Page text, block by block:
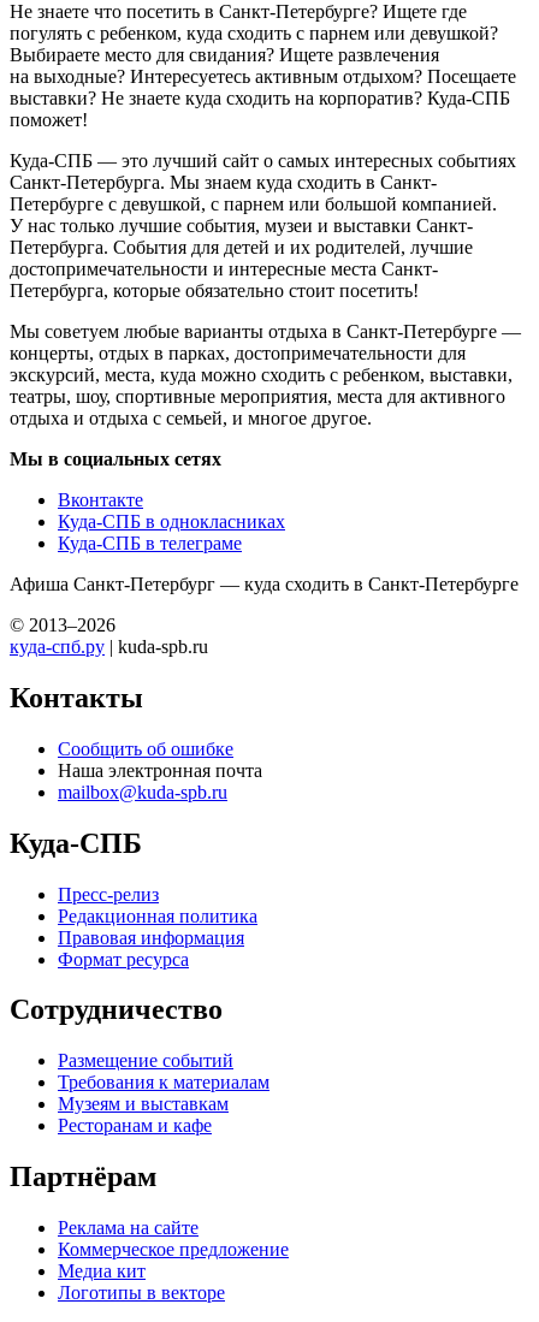
Не знаете что посетить в Санкт-Петербурге? Ищете где
погулять с ребенком, куда сходить с парнем или девушкой?
Выбираете место для свидания? Ищете развлечения
на выходные? Интересуетесь активным отдыхом? Посещаете
выставки? Не знаете куда сходить на корпоратив? Куда-СПБ
поможет!
Куда-СПБ — это лучший сайт о самых интересных событиях
Санкт-Петербурга. Мы знаем куда сходить в Санкт-
Петербурге с девушкой, с парнем или большой компанией.
У нас только лучшие события, музеи и выставки Санкт-
Петербурга. События для детей и их родителей, лучшие
достопримечательности и интересные места Санкт-
Петербурга, которые обязательно стоит посетить!
Мы советуем любые варианты отдыха в Санкт-Петербурге —
концерты, отдых в парках, достопримечательности для
экскурсий, места, куда можно сходить с ребенком, выставки,
театры, шоу, спортивные мероприятия, места для активного
отдыха и отдыха с семьей, и многое другое.
Мы в социальных сетях
Вконтакте
Куда-СПБ в однокласниках
Куда-СПБ в телеграме
Афиша Санкт-Петербург — куда сходить в Санкт-Петербурге
© 2013–2026
куда-спб.ру | kuda-spb.ru
Контакты
Сообщить об ошибке
Наша электронная почта
mailbox@kuda-spb.ru
Куда-СПБ
Пресс-релиз
Редакционная политика
Правовая информация
Формат ресурса
Сотрудничество
Размещение событий
Требования к материалам
Музеям и выставкам
Ресторанам и кафе
Партнёрам
Реклама на сайте
Коммерческое предложение
Медиа кит
Логотипы в векторе